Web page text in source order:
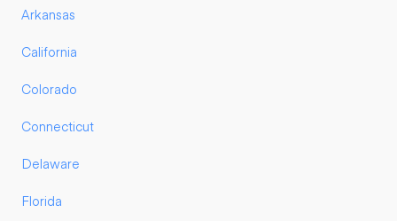
Arkansas
California
Colorado
Connecticut
Delaware
Florida